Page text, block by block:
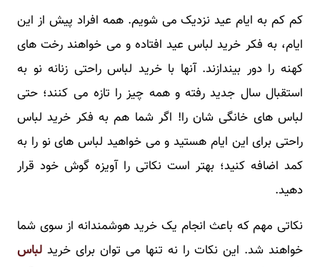
کم کم به ایام عید نزدیک می شویم. همه افراد پیش از این
ایام، به فکر خرید لباس عید افتاده و می خواهند رخت های
کهنه را دور بیندازند. آنها با خرید لباس راحتی زنانه نو به
استقبال سال جدید رفته و همه چیز را تازه می کنند؛ حتی
لباس های خانگی شان را! اگر شما هم به فکر خرید لباس
راحتی برای این ایام هستید و می خواهید لباس های نو را به
کمد اضافه کنید؛ بهتر است نکاتی را آویزه گوش خود قرار
دهید.
نکاتی مهم که باعث انجام یک خرید هوشمندانه از سوی شما
خواهند شد. این نکات را نه تنها می توان برای خرید لباس